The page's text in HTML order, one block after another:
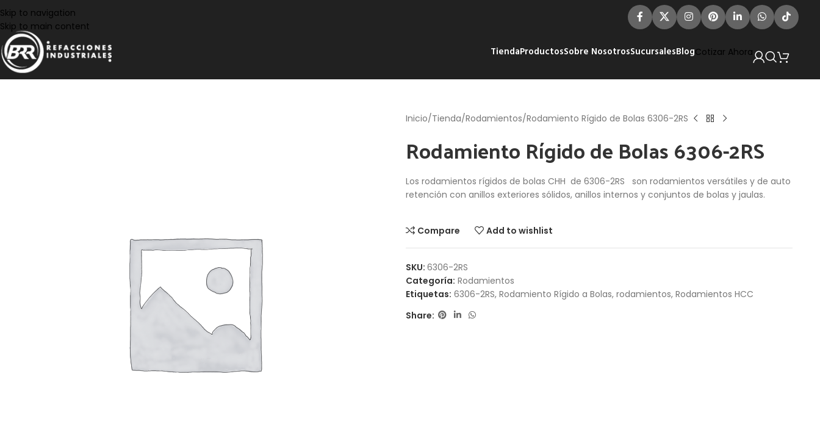
Skip to navigation
Skip to main content
TiendaProductosSobre NosotrosSucursalesBlogCotizar Ahora
Inicio Tienda Rodamientos Rodamiento Rígido de Bolas 6306-2RS
Rodamiento Rígido de Bolas 6306-2RS
Los rodamientos rígidos de bolas CHH de 6306-2RS son rodamientos versátiles y de auto
retención con anillos exteriores sólidos, anillos internos y conjuntos de bolas y jaulas.
Compare Add to wishlist
SKU: 6306-2RS
Categoría: Rodamientos
Etiquetas: 6306-2RS, Rodamiento Rígido a Bolas, rodamientos, Rodamientos HCC
Share: